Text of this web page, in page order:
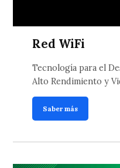
Red WiFi
Tecnología para el
Alto Rendimiento y
Saber más